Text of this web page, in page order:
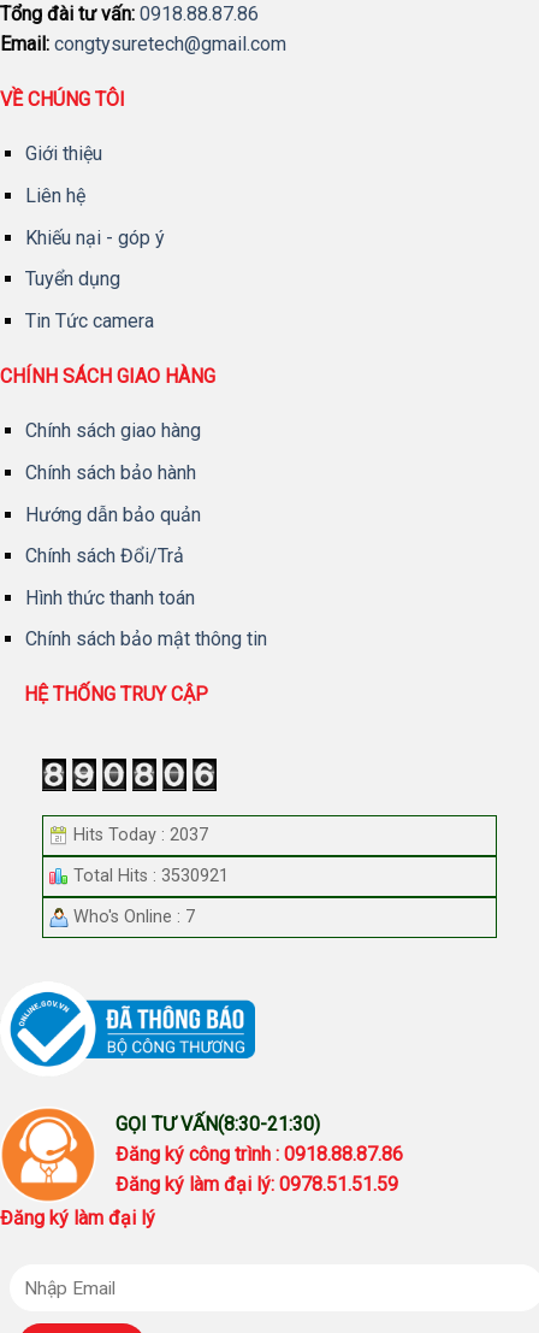
Tổng đài tư vấn: 0918.88.87.86
Email: congtysuretech@gmail.com
VỀ CHÚNG TÔI
Giới thiệu
Liên hệ
Khiếu nại - góp ý
Tuyển dụng
Tin Tức camera
CHÍNH SÁCH GIAO HÀNG
Chính sách giao hàng
Chính sách bảo hành
Hướng dẫn bảo quản
Chính sách Đổi/Trả
Hình thức thanh toán
Chính sách bảo mật thông tin
HỆ THỐNG TRUY CẬP
Hits Today : 2037
Total Hits : 3530921
Who's Online : 7
GỌI TƯ VẤN(8:30-21:30)
Đăng ký công trình : 0918.88.87.86
Đăng ký làm đại lý: 0978.51.51.59
Đăng ký làm đại lý